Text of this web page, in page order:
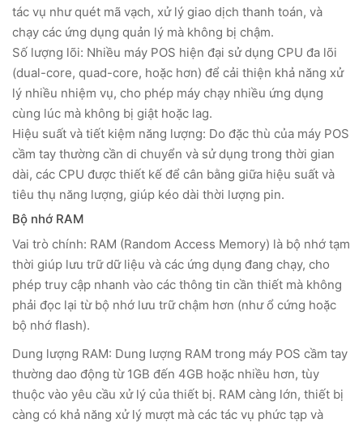
tác vụ như quét mã vạch, xử lý giao dịch thanh toán, và
chạy các ứng dụng quản lý mà không bị chậm.
Số lượng lõi: Nhiều máy POS hiện đại sử dụng CPU đa lõi
(dual-core, quad-core, hoặc hơn) để cải thiện khả năng xử
lý nhiều nhiệm vụ, cho phép máy chạy nhiều ứng dụng
cùng lúc mà không bị giật hoặc lag.
​Hiệu suất và tiết kiệm năng lượng: Do đặc thù của máy POS
cầm tay thường cần di chuyển và sử dụng trong thời gian
dài, các CPU được thiết kế để cân bằng giữa hiệu suất và
tiêu thụ năng lượng, giúp kéo dài thời lượng pin.
Bộ nhớ RAM
Vai trò chính: RAM (Random Access Memory) là bộ nhớ tạm
thời giúp lưu trữ dữ liệu và các ứng dụng đang chạy, cho
phép truy cập nhanh vào các thông tin cần thiết mà không
phải đọc lại từ bộ nhớ lưu trữ chậm hơn (như ổ cứng hoặc
bộ nhớ flash).
Dung lượng RAM: Dung lượng RAM trong máy POS cầm tay
thường dao động từ 1GB đến 4GB hoặc nhiều hơn, tùy
thuộc vào yêu cầu xử lý của thiết bị. RAM càng lớn, thiết bị
càng có khả năng xử lý mượt mà các tác vụ phức tạp và